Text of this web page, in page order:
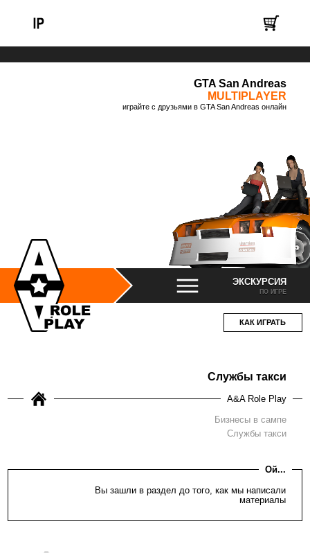
GTA San Andreas
MULTIPLAYER
играйте с друзьями в GTA San Andreas онлайн
ЭКСКУРСИЯ
ПО ИГРЕ
КАК ИГРАТЬ
Службы такси
A&A Role Play
Бизнесы в сампе
Службы такси
Ой...
Вы зашли в раздел до того, как мы написали
материалы